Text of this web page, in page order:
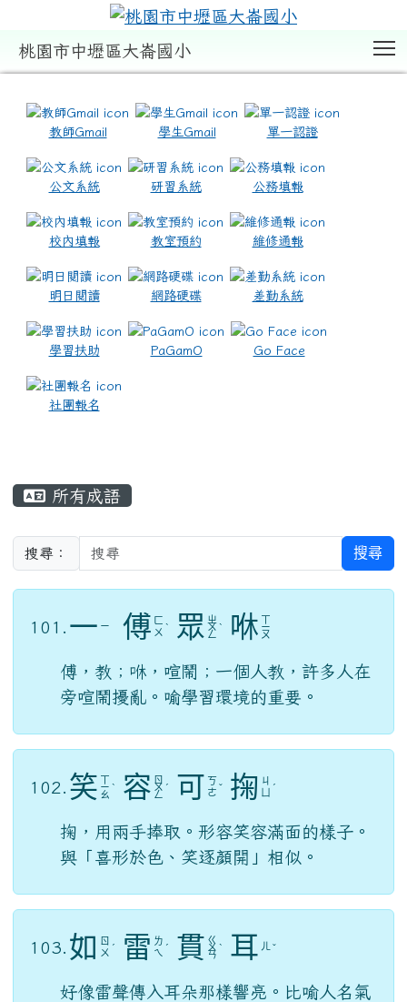
桃園市中壢區大崙國小
教師Gmail 學生Gmail 單一認證
公文系統 研習系統 公務填報
校內填報 教室預約 維修通報
明日閱讀 網路硬碟 差勤系統
學習扶助 PaGamO Go Face
社團報名
所有成語
搜尋： 搜尋
101. 一 ㄧ 傅 ㄈ
ㄨ ˋ 眾 ㄓ
ㄨ
ㄥ
ˋ 咻 ㄧ
ㄡ
傅，教；咻，喧鬧；一個人教，許多人在
旁喧鬧擾亂。喻學習環境的重要。
102. 笑 ㄧ
ㄠ
ˋ 容 ㄖ
ㄨ
ㄥ
ˊ 可 ㄎ
ㄜ ˇ 掬 ㄐ
ˊ
掬，用兩手捧取。形容笑容滿面的樣子。
與「喜形於色、笑逐顏開」相似。
103. 如
ㄖ
ㄨ ˊ 雷 ㄌ
ㄟ ˊ 貫 ㄍ
ㄨ
ㄢ
ˋ 耳 ㄦ ˇ
好像雷聲傳入耳朵那樣響亮。比喻人名氣